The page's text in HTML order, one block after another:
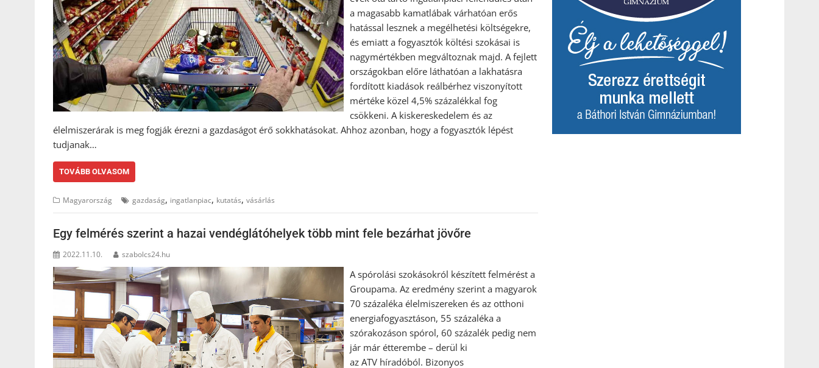
a magasabb kamatlábak várhatóan erős
hatással lesznek a megélhetési költségekre,
és emiatt a fogyasztók költési szokásai is
nagymértékben megváltoznak majd. A fejlett
országokban előre láthatóan a lakhatásra
fordított kiadások reálbérhez viszonyított
mértéke közel 4,5% százalékkal fog
csökkeni. A kiskereskedelem és az
élelmiszerárak is meg fogják érezni a gazdaságot érő sokkhatásokat. Ahhoz azonban, hogy a fogyasztók lépést
tudjanak…
TOVÁBB OLVASOM
Magyarország gazdaság, ingatlanpiac, kutatás, vásárlás
Egy felmérés szerint a hazai vendéglátóhelyek több mint fele bezárhat jövőre
2022.11.10. szabolcs24.hu
A spórolási szokásokról készített felmérést a
Groupama. Az eredmény szerint a magyarok
70 százaléka élelmiszereken és az otthoni
energiafogyasztáson, 55 százaléka a
szórakozáson spórol, 60 százalék pedig nem
jár már étterembe – derül ki
az ATV híradóból. Bizonyos